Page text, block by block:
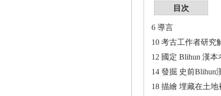
目次
6 導言
10 考古工作者研究
12 國定 Blihun 漢本
14 發掘 史前Blihun
18 描繪 埋藏在土